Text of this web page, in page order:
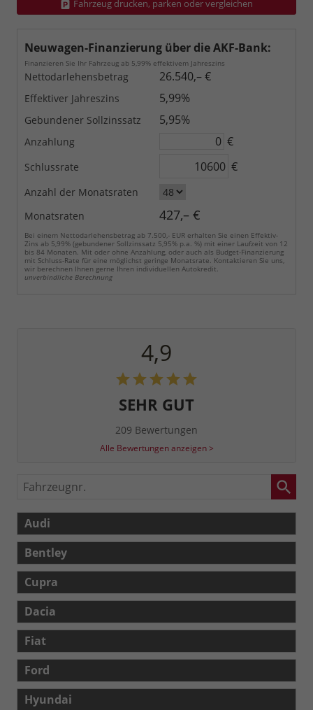
Fahrzeug drucken, parken oder vergleichen
Neuwagen-Finanzierung über die AKF-Bank:
Finanzieren Sie Ihr Fahrzeug ab 5,99% effektivem Jahreszins
Nettodarlehensbetrag 26.540,– €
Effektiver Jahreszins 5,99%
Gebundener Sollzinssatz 5,95%
Anzahlung €
Schlussrate €
Anzahl der Monatsraten
Monatsraten
427,– €
Bei einem Nettodarlehensbetrag ab 7.500,- EUR erhalten Sie einen Effektiv-
Zins ab 5,99% (gebundener Sollzinssatz 5,95% p.a. %) mit einer Laufzeit von 12
bis 84 Monaten. Mit oder ohne Anzahlung, oder auch als Budget-Finanzierung
mit Schluss-Rate für eine möglichst geringe Monatsrate. Kontaktieren Sie uns,
wir berechnen Ihnen gerne Ihren individuellen Autokredit.
unverbindliche Berechnung
4,9
SEHR GUT
209 Bewertungen
Alle Bewertungen anzeigen >
Fahrzeugnr.
Audi
Bentley
Cupra
Dacia
Fiat
Ford
Hyundai